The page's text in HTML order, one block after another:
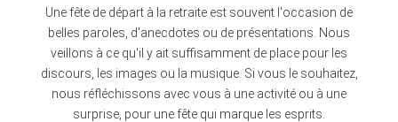
Une fête de départ à la retraite est souvent l'occasion de
belles paroles, d'anecdotes ou de présentations. Nous
veillons à ce qu'il y ait suffisamment de place pour les
discours, les images ou la musique. Si vous le souhaitez,
nous réfléchissons avec vous à une activité ou à une
surprise, pour une fête qui marque les esprits.